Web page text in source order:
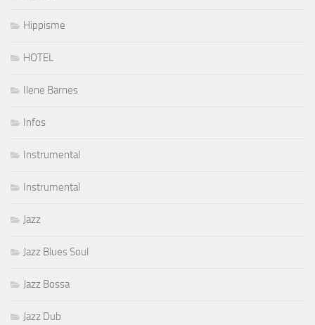
Hippisme
HOTEL
Ilene Barnes
Infos
Instrumental
Instrumental
Jazz
Jazz Blues Soul
Jazz Bossa
Jazz Dub